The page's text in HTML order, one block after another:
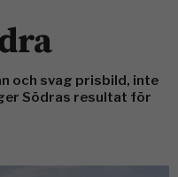
och svag prisbild, inte
Södras resultat för